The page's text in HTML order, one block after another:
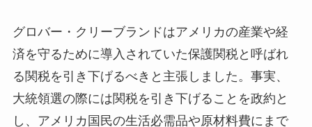
グロバー・クリーブランドはアメリカの産業や経
済を守るために導入されていた保護関税と呼ばれ
る関税を引き下げるべきと主張しました。事実、
大統領選の際には関税を引き下げることを政約と
し、アメリカ国民の生活必需品や原材料費にまで